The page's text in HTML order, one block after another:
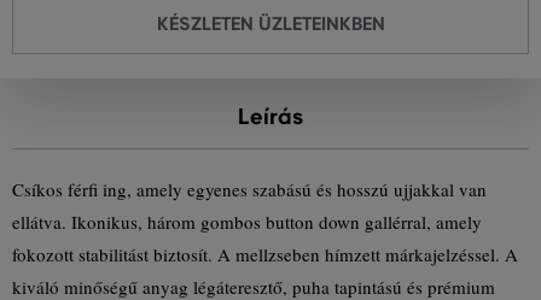
KÉSZLETEN ÜZLETEINKBEN
Leírás
Csíkos férfi ing, amely egyenes szabású és hosszú ujjakkal van
ellátva. Ikonikus, három gombos button down gallérral, amely
fokozott stabilitást biztosít. A mellzseben hímzett márkajelzéssel. A
kiváló minőségű anyag légáteresztő, puha tapintású és prémium